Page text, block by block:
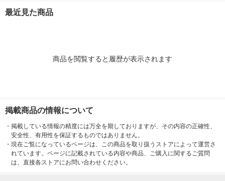
最近見た商品
商品を閲覧すると履歴が表示されます
掲載商品の情報について
・ 掲載している情報の精度には万全を期しておりますが、その内容の正確性、
安全性、有用性を保証するものではありません。
・ 現在ご覧になっているページは、この商品を取り扱うストアによって運営さ
れています。ページに記載されている内容や商品、ご購入に関するご質問
は、直接各ストアにお問い合わせください。